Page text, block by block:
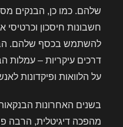
שלהם. כמו כן, הבנקים
חשבונות חיסכון
להשתמש בכסף שלהם.
דרכים עיקריות – עמלות
על הלוואות ופיקדונות
בשנים האחרונות
מהפכה דיגיטלית, הרבה